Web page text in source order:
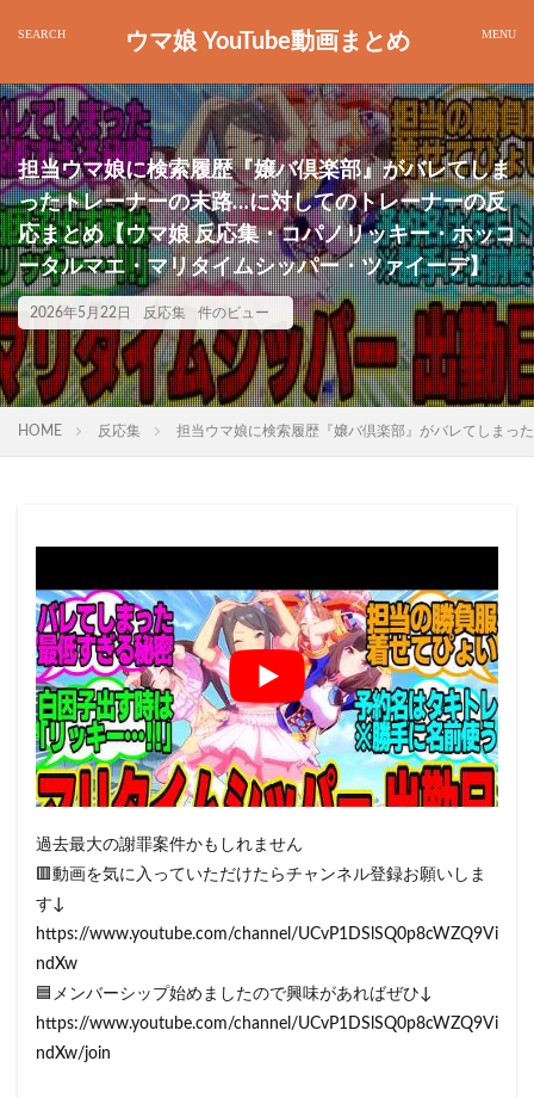
ウマ娘 YouTube動画まとめ
担当ウマ娘に検索履歴『嬢バ倶楽部』がバレてしま
ったトレーナーの末路…に対してのトレーナーの反
応まとめ【ウマ娘 反応集・コパノリッキー・ホッコ
ータルマエ・マリタイムシッパー・ツァイーデ】
2026年5月22日 反応集 件のビュー
HOME 反応集 担当ウマ娘に検索履歴『嬢バ倶楽部』がバレてしまっ
過去最大の謝罪案件かもしれません
🟥動画を気に入っていただけたらチャンネル登録お願いしま
す↓
https://www.youtube.com/channel/UCvP1DSlSQ0p8cWZQ9Vi
ndXw
🟦メンバーシップ始めましたので興味があればぜひ↓
https://www.youtube.com/channel/UCvP1DSlSQ0p8cWZQ9Vi
ndXw/join